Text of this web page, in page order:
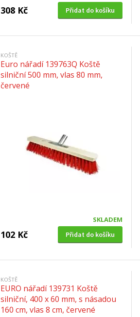
308 Kč Přidat do košíku
KOŠTĚ
Euro nářadí 139763Q Koště
silniční 500 mm, vlas 80 mm,
červené
SKLADEM
102 Kč Přidat do košíku
KOŠTĚ
EURO nářadí 139731 Koště
silniční, 400 x 60 mm, s násadou
160 cm, vlas 8 cm, červené